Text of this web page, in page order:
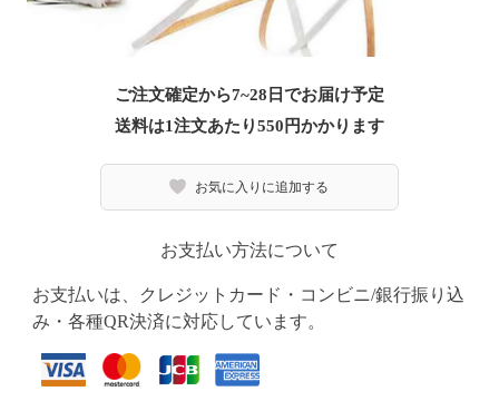
ご注文確定から7~28日でお届け予定
送料は1注文あたり550 円かかります
お気に入りに追加する
お支払い方法について
お支払いは、クレジットカード・コンビニ/銀行振り込
み・各種QR決済に対応しています。